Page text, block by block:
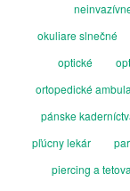
okuliare slnečné
optické
ortopedické
pánske
pľúcny lekár
piercing a